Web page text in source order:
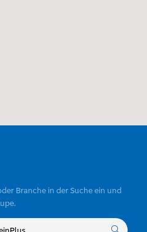
Branche in der Suche ein und